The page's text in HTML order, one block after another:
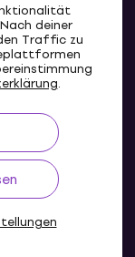
deiner
Traffic zu
.